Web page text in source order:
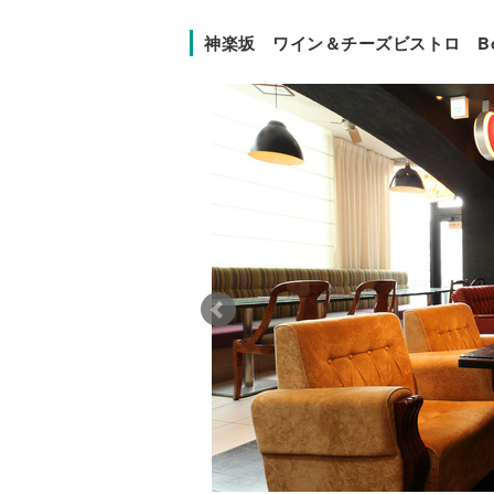
神楽坂 ワイン＆チーズビストロ